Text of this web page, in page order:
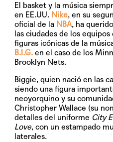
El basket y la música
en EE.UU. Nike, en su
oficial de la NBA, ha
las ciudades de los
figuras icónicas de la
B.I.G.en el caso de los
Brooklyn Nets.
Biggie, quien nació en las
siendo una figura
neoyorquino y su
Christopher Wallace (su
detalles del uniforme City
Love, con un estampado
laterales.